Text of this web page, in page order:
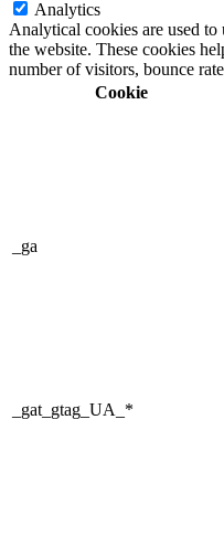
Analytics
Analytical cookies are used
the website. These cookies
number of visitors, bounce
Cookie
_ga
_gat_gtag_UA_*